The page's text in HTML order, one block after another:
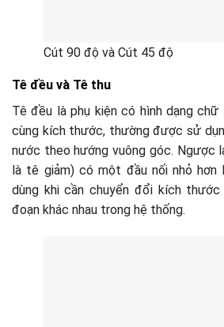
Cút 90 độ và Cút 45 độ
Tê đều và Tê thu
Tê đều là phụ kiện có hình dạng chữ
cùng kích thước, thường được sử
nước theo hướng vuông góc. Ngược
là tê giảm) có một đầu nối nhỏ hơn
dùng khi cần chuyển đổi kích
đoạn khác nhau trong hệ thống.